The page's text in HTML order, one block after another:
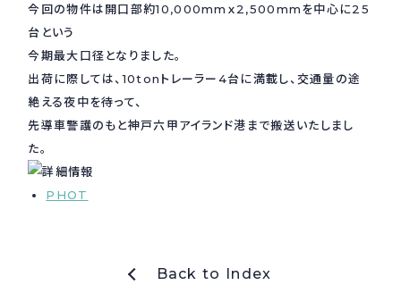
製品＆サービス
研究開発 R&D
新着情報
採用情報
お問い合わせ
今回の物件は開口部約10,000mmｘ2,500mmを中心に25
台という
今期最大口径となりました。
出荷に際しては、10tonトレーラー4台に満載し、交通量の途
絶える夜中を待って、
先導車警護のもと神戸六甲アイランド港まで搬送いたしまし
た。
PHOT
Back to Index